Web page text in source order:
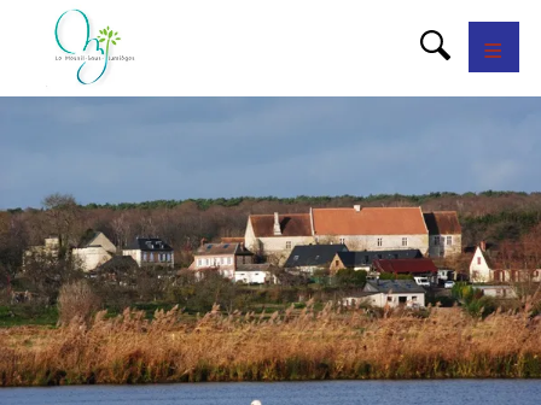
Panneau de gestion des cookies